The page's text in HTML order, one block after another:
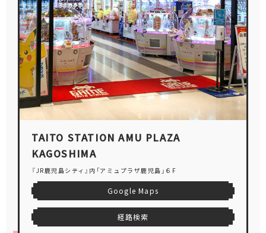
TAITO STATION AMU PLAZA
KAGOSHIMA
『JR鹿児島シティ』内「アミュプラザ鹿児島」６F
Google Maps
経路検索